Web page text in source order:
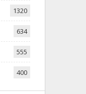
1320
634
555
400